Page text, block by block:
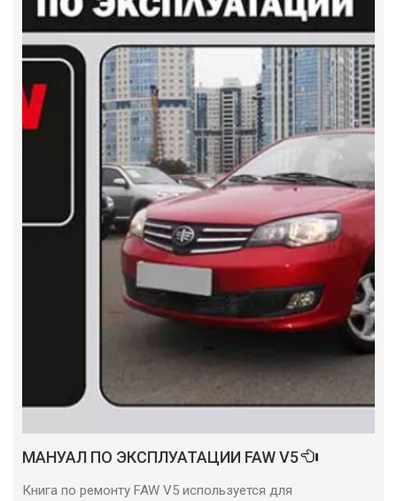
МАНУАЛ ПО ЭКСПЛУАТАЦИИ FAW V5
Книга по ремонту FAW V5 используется для